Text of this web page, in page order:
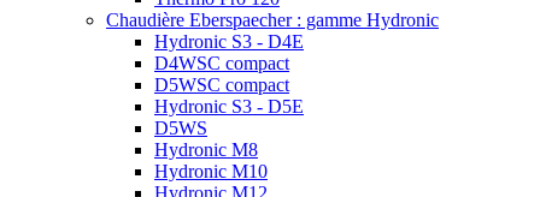
Chaudière Eberspaecher : gamme Hydronic
Hydronic S3 - D4E
D4WSC compact
D5WSC compact
Hydronic S3 - D5E
D5WS
Hydronic M8
Hydronic M10
Hydronic M12